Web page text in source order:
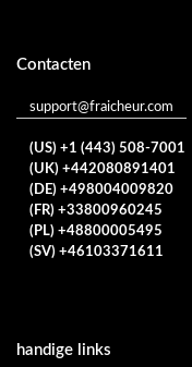
Contacten
support@fraicheur.com
(US) +1 (443) 508-7001
(UK) +442080891401
(DE) +498004009820
(FR) +33800960245
(PL) +48800005495
(SV) +46103371611
handige links